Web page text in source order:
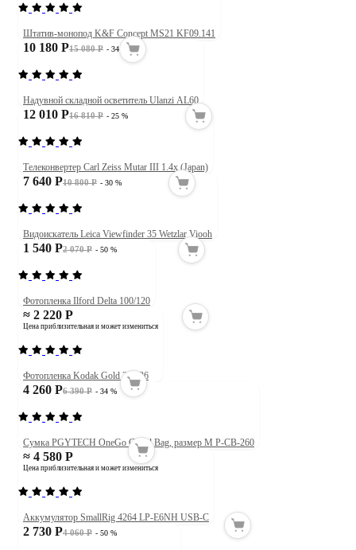
Штатив-монопод K&F Concept MS21 KF09.141
15 080 Р
10 180 Р - 34 %
Надувной складной осветитель Ulanzi AL60
16 810 Р
12 010 Р - 25 %
Телеконвертер Carl Zeiss Mutar III 1.4x (Japan)
10 800 Р
7 640 Р - 30 %
Видоискатель Leica Viewfinder 35 Wetzlar Viooh
2 070 Р
1 540 Р - 50 %
Фотопленка Ilford Delta 100/120
≈ 2 220 Р
Цена приблизительная и может измениться
Фотопленка Kodak Gold 200/36
6 390 Р
4 260 Р - 34 %
Сумка PGYTECH OneGo Cloud Bag, размер M P-CB-260
≈ 4 580 Р
Цена приблизительная и может измениться
Аккумулятор SmallRig 4264 LP-E6NH USB-C
4 060 Р
2 730 Р - 50 %